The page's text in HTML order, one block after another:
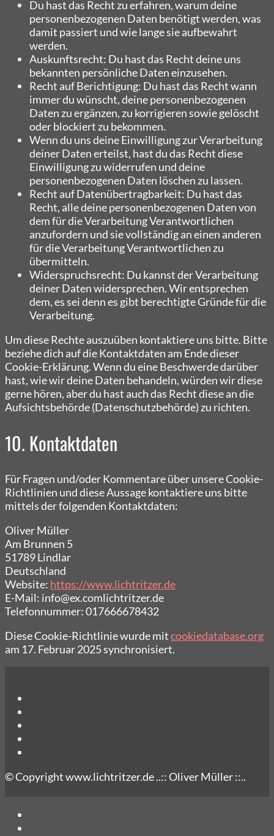
Du hast das Recht zu erfahren, warum deine
personenbezogenen Daten benötigt werden, was
damit passiert und wie lange sie aufbewahrt
werden.
Auskunftsrecht: Du hast das Recht deine uns
bekannten persönliche Daten einzusehen.
Recht auf Berichtigung: Du hast das Recht wann
immer du wünscht, deine personenbezogenen
Daten zu ergänzen, zu korrigieren sowie gelöscht
oder blockiert zu bekommen.
Wenn du uns deine Einwilligung zur Verarbeitung
deiner Daten erteilst, hast du das Recht diese
Einwilligung zu widerrufen und deine
personenbezogenen Daten löschen zu lassen.
Recht auf Datenübertragbarkeit: Du hast das
Recht, alle deine personenbezogenen Daten von
dem für die Verarbeitung Verantwortlichen
anzufordern und sie vollständig an einen anderen
für die Verarbeitung Verantwortlichen zu
übermitteln.
Widerspruchsrecht: Du kannst der Verarbeitung
deiner Daten widersprechen. Wir entsprechen
dem, es sei denn es gibt berechtigte Gründe für die
Verarbeitung.
Um diese Rechte auszuüben kontaktiere uns bitte. Bitte
beziehe dich auf die Kontaktdaten am Ende dieser
Cookie-Erklärung. Wenn du eine Beschwerde darüber
hast, wie wir deine Daten behandeln, würden wir diese
gerne hören, aber du hast auch das Recht diese an die
Aufsichtsbehörde (Datenschutzbehörde) zu richten.
10. Kontaktdaten
Für Fragen und/oder Kommentare über unsere Cookie-
Richtlinien und diese Aussage kontaktiere uns bitte
mittels der folgenden Kontaktdaten:
Oliver Müller
Am Brunnen 5
51789 Lindlar
Deutschland
Website: https://www.lichtritzer.de
E-Mail: info@ex.comlichtritzer.de
Telefonnummer: 017666678432
Diese Cookie-Richtlinie wurde mitcookiedatabase.org
am 17. Februar 2025 synchronisiert.
© Copyright www.lichtritzer.de ..:: Oliver Müller ::..